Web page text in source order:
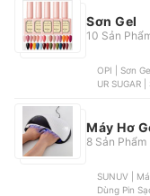
Sơn Gel
10 Sản
OPI | Sơn
UR SUGAR
Máy Hơ
8 Sản Phẩm
SUNUV |
Dùng Pin